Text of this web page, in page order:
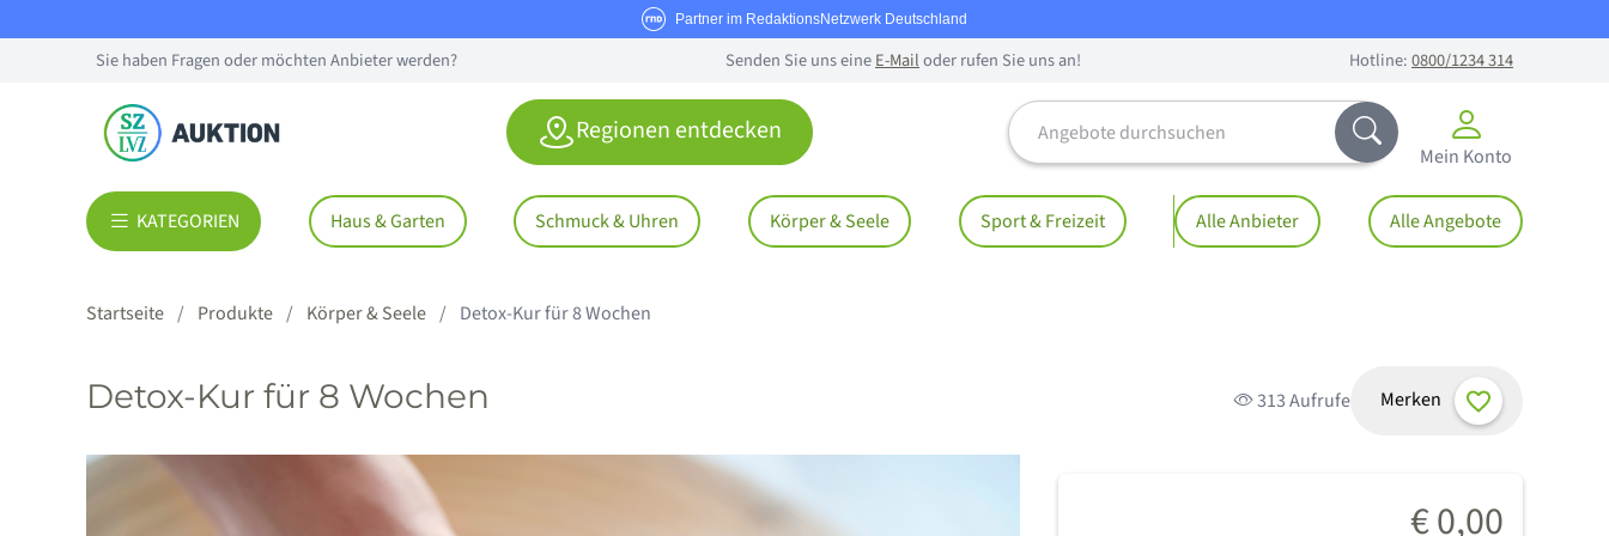
Partner im RedaktionsNetzwerk Deutschland
Sie haben Fragen oder möchten Anbieter werden? Senden Sie uns eineE-Mailoder rufen Sie uns an! Hotline:0800/1234 314
Regionen entdecken
Angebote durchsuchen
Abschicken
Mein Konto
KATEGORIEN Haus & Garten Schmuck & Uhren Körper & Seele Sport & Freizeit Alle Anbieter Alle Angebote
Startseite Produkte Körper & Seele Detox-Kur für 8 Wochen
Detox-Kur für 8 Wochen 313 Aufrufe Merken
€ 0,00